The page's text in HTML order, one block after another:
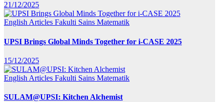
21/12/2025
English Articles Fakulti Sains Matematik
UPSI Brings Global Minds Together for i-CASE 2025
15/12/2025
English Articles Fakulti Sains Matematik
SULAM@UPSI: Kitchen Alchemist